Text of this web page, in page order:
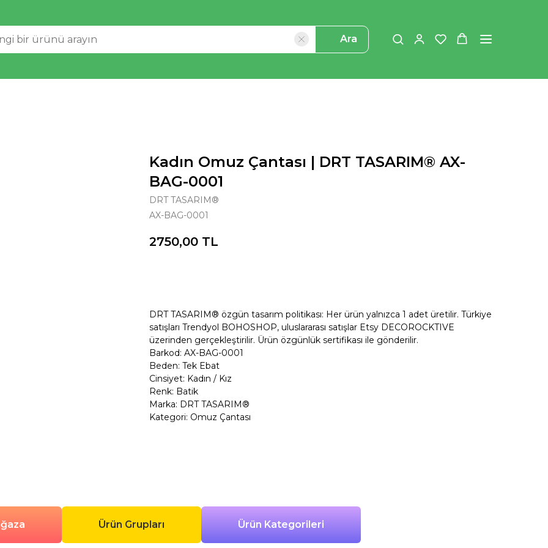
Ara
Kadın Omuz Çantası | DRT TASARIM® AX-
BAG-0001
DRT TASARIM®
AX-BAG-0001
2750,00 TL
DRT TASARIM® özgün tasarım politikası: Her ürün yalnızca 1 adet üretilir. Türkiye
satışları Trendyol BOHOSHOP, uluslararası satışlar Etsy DECOROCKTIVE
üzerinden gerçekleştirilir. Ürün özgünlük sertifikası ile gönderilir.
Barkod: AX-BAG-0001
Beden: Tek Ebat
Cinsiyet: Kadın / Kız
Renk: Batik
Marka: DRT TASARIM®
Kategori: Omuz Çantası
Ürün Grupları Ürün Kategorileri